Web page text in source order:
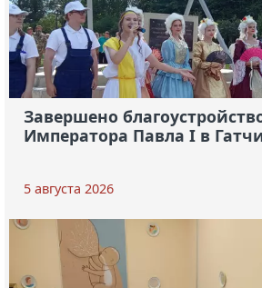
Завершено
Императора Павла I в
5 августа 2026